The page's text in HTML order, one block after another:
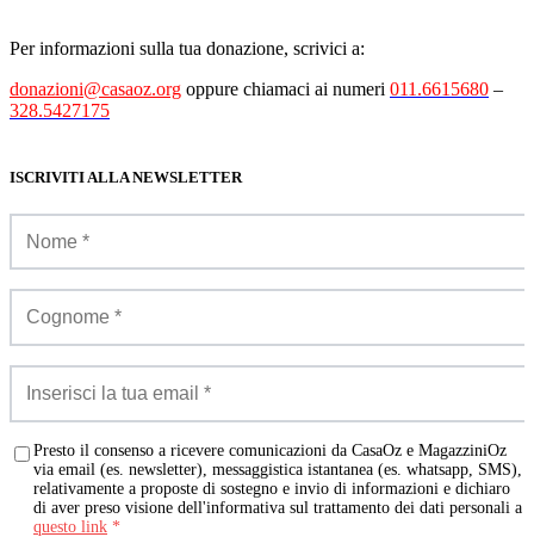
Per informazioni sulla tua donazione, scrivici a:
donazioni@casaoz.org oppure chiamaci ai numeri 011.6615680 –
328.5427175
ISCRIVITI ALLA NEWSLETTER
Presto il consenso a ricevere comunicazioni da CasaOz e MagazziniOz
via email (es. newsletter), messaggistica istantanea (es. whatsapp, SMS),
relativamente a proposte di sostegno e invio di informazioni e dichiaro
di aver preso visione dell'informativa sul trattamento dei dati personali a
questo link *